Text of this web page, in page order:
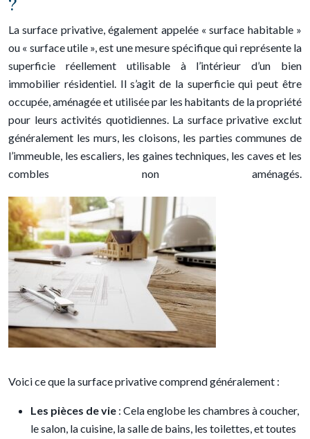
?
La surface privative, également appelée « surface habitable »
ou « surface utile », est une mesure spécifique qui représente la
superficie réellement utilisable à l’intérieur d’un bien
immobilier résidentiel. Il s’agit de la superficie qui peut être
occupée, aménagée et utilisée par les habitants de la propriété
pour leurs activités quotidiennes. La surface privative exclut
généralement les murs, les cloisons, les parties communes de
l’immeuble, les escaliers, les gaines techniques, les caves et les
combles non aménagés.
Voici ce que la surface privative comprend généralement :
Les pièces de vie : Cela englobe les chambres à coucher,
le salon, la cuisine, la salle de bains, les toilettes, et toutes